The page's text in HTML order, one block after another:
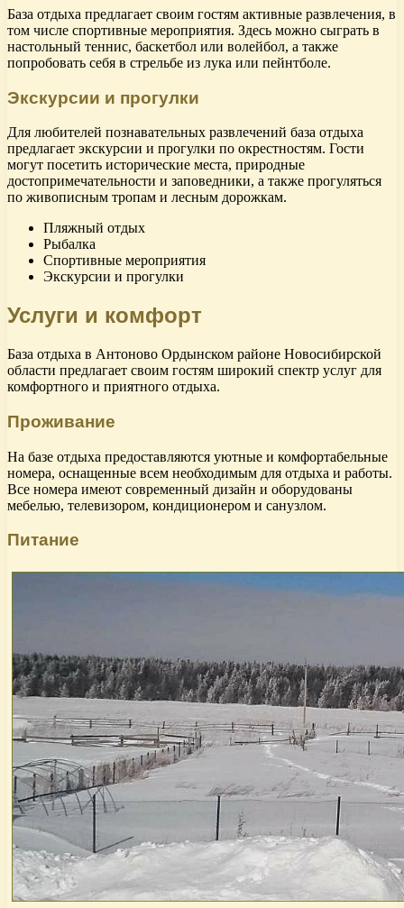
База отдыха предлагает своим гостям активные развлечения, в
том числе спортивные мероприятия. Здесь можно сыграть в
настольный теннис, баскетбол или волейбол, а также
попробовать себя в стрельбе из лука или пейнтболе.
Экскурсии и прогулки
Для любителей познавательных развлечений база отдыха
предлагает экскурсии и прогулки по окрестностям. Гости
могут посетить исторические места, природные
достопримечательности и заповедники, а также прогуляться
по живописным тропам и лесным дорожкам.
Пляжный отдых
Рыбалка
Спортивные мероприятия
Экскурсии и прогулки
Услуги и комфорт
База отдыха в Антоново Ордынском районе Новосибирской
области предлагает своим гостям широкий спектр услуг для
комфортного и приятного отдыха.
Проживание
На базе отдыха предоставляются уютные и комфортабельные
номера, оснащенные всем необходимым для отдыха и работы.
Все номера имеют современный дизайн и оборудованы
мебелью, телевизором, кондиционером и санузлом.
Питание